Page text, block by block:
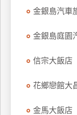
金銀島汽車
金銀島庭園
信宗大飯店
花鄉戀館大
金馬大飯店